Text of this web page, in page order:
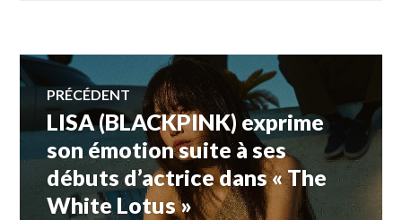
Navigation
de
l’article
PRÉCÉDENT
Article
précédent :
LISA (BLACKPINK) exprime
son émotion suite à ses
débuts d’actrice dans « The
White Lotus »